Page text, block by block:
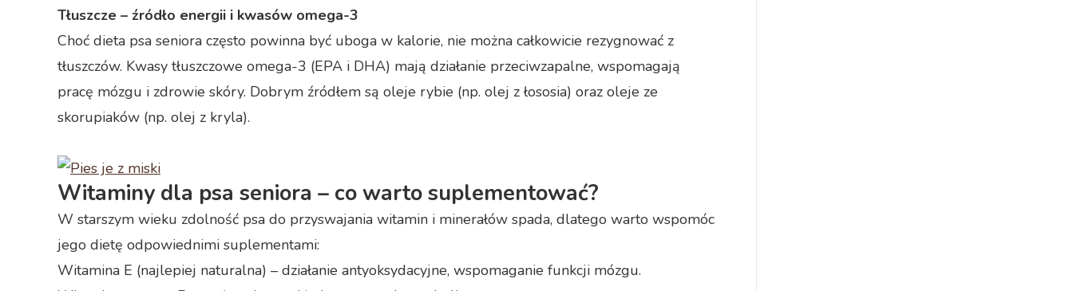
Tłuszcze – źródło energii i kwasów omega-3
Choć dieta psa seniora często powinna być uboga w kalorie, nie można całkowicie rezygnować z
tłuszczów. Kwasy tłuszczowe omega-3 (EPA i DHA) mają działanie przeciwzapalne, wspomagają
pracę mózgu i zdrowie skóry. Dobrym źródłem są oleje rybie (np. olej z łososia) oraz oleje ze
skorupiaków (np. olej z kryla).
Witaminy dla psa seniora – co warto suplementować?
W starszym wieku zdolność psa do przyswajania witamin i minerałów spada, dlatego warto wspomóc
jego dietę odpowiednimi suplementami:
Witamina E (najlepiej naturalna) – działanie antyoksydacyjne, wspomaganie funkcji mózgu.